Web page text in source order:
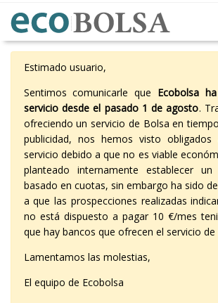
Estimado usuario,
Sentimos comunicarle que Ecobolsa
servicio desde el pasado 1 de agosto.
ofreciendo un servicio de Bolsa en
publicidad, nos hemos visto obligados
servicio debido a que no es viable
planteado internamente establecer un
basado en cuotas, sin embargo ha sido
a que las prospecciones realizadas
no está dispuesto a pagar 10 €/mes
que hay bancos que ofrecen el servicio
Lamentamos las molestias,
El equipo de Ecobolsa